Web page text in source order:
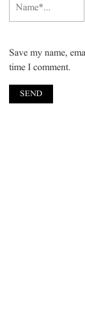
Save my name,
time I comment.